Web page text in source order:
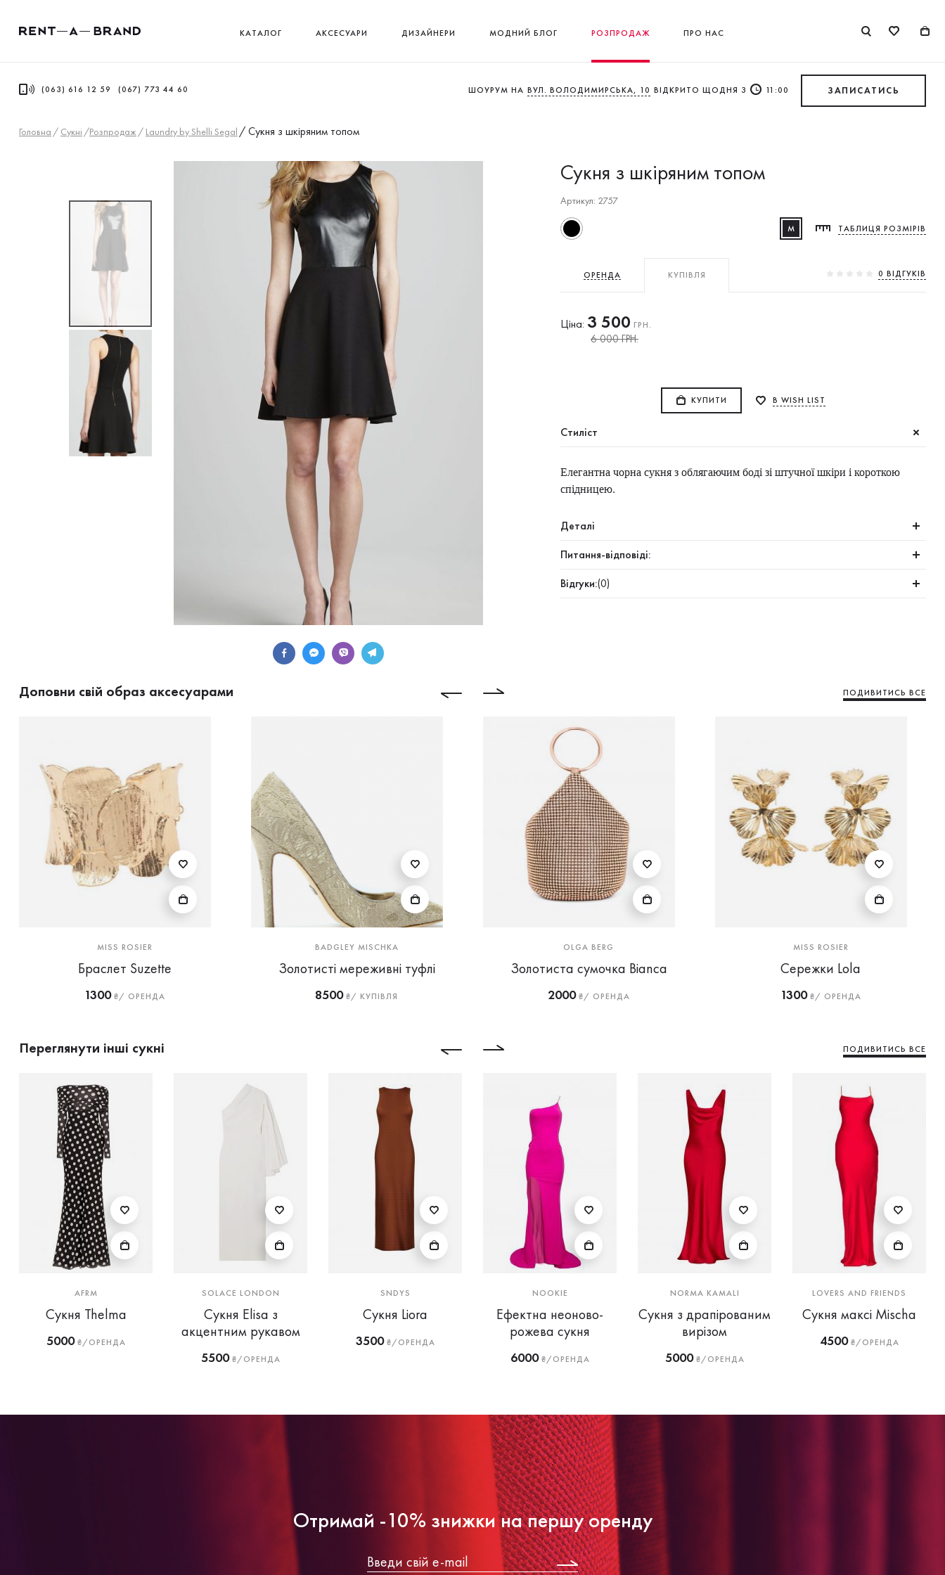
КАТАЛОГ АКСЕСУАРИ ДИЗАЙНЕРИ МОДНИЙ БЛОГ РОЗПРОДАЖ ПРО НАС
(063) 616 12 59 (067) 773 44 60 ШОУРУМ НА ВУЛ. ВОЛОДИМИРСЬКА, 10 ВІДКРИТО ЩОДНЯ З 11:00 ЗАПИСАТИСЬ
Головна / Сукнi /Розпродаж / Laundry by Shelli Segal /Сукня з шкіряним топом
Сукня з шкіряним топом
Артикул: 2757
M ТАБЛИЦЯ РОЗМІРІВ
0 ВIДГУКIВ
ОРЕНДА КУПІВЛЯ
Ціна: 3 500 ГРН.
6 000 ГРН.
КУПИТИ В WISH LIST
Стиліст
Елегантна чорна сукня з облягаючим боді зі штучної шкіри і короткою
спідницею.
Деталі
Питання-відповіді:
Відгуки:(0)
Доповни свій образ аксесуарами ПОДИВИТИСЬ ВСЕ
MISS ROSIER
Браслет Suzette
1300₴/ ОРЕНДА
BADGLEY MISCHKA
Золотисті мереживні туфлі
8500₴/ КУПІВЛЯ
OLGA BERG
Золотиста сумочка Bianca
2000₴/ ОРЕНДА
MISS ROSIER
Сережки Lola
1300₴/ ОРЕНДА
Переглянути інші сукні ПОДИВИТИСЬ ВСЕ
AFRM
Сукня Thelma
5000₴/ОРЕНДА
SOLACE LONDON
Сукня Elisa з
акцентним рукавом
5500₴/ОРЕНДА
SNDYS
Сукня Liora
3500₴/ОРЕНДА
NOOKIE
Ефектна неоново-
рожева сукня
6000₴/ОРЕНДА
NORMA KAMALI
Сукня з драпірованим
вирізом
5000₴/ОРЕНДА
LOVERS AND FRIENDS
Сукня максі Mischa
4500₴/ОРЕНДА
Отримай -10% знижки на першу оренду